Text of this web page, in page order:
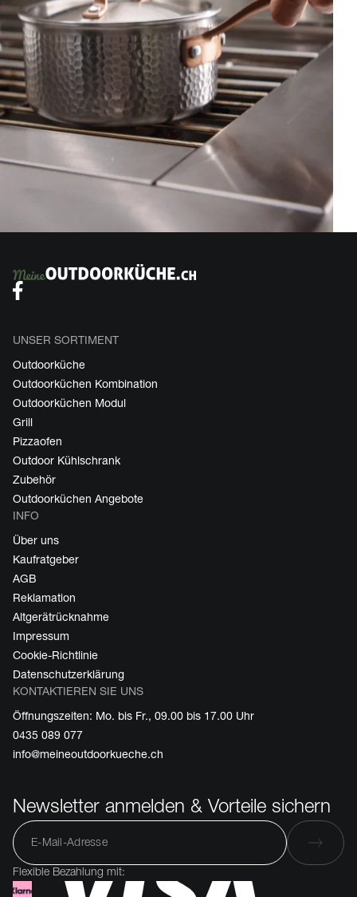
UNSER SORTIMENT
Outdoorküche
Outdoorküchen Kombination
Outdoorküchen Modul
Grill
Pizzaofen
Outdoor Kühlschrank
Zubehör
Outdoorküchen Angebote
INFO
Über uns
Kaufratgeber
AGB
Reklamation
Altgerätrücknahme
Impressum
Cookie-Richtlinie
Datenschutzerklärung
KONTAKTIEREN SIE UNS
Öffnungszeiten: Mo. bis Fr., 09.00 bis 17.00 Uhr
0435 089 077
info@meineoutdoorkueche.ch
Newsletter anmelden & Vorteile sichern
Flexible Bezahlung mit: